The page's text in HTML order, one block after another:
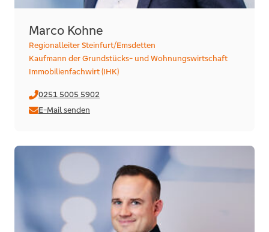
Marco Kohne
Regionalleiter Steinfurt/Emsdetten
Kaufmann der Grundstücks- und Wohnungswirtschaft
Immobilienfachwirt (IHK)
0251 5005 5902
E-Mail senden